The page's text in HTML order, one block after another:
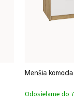
Menšia komoda
Odosielame do